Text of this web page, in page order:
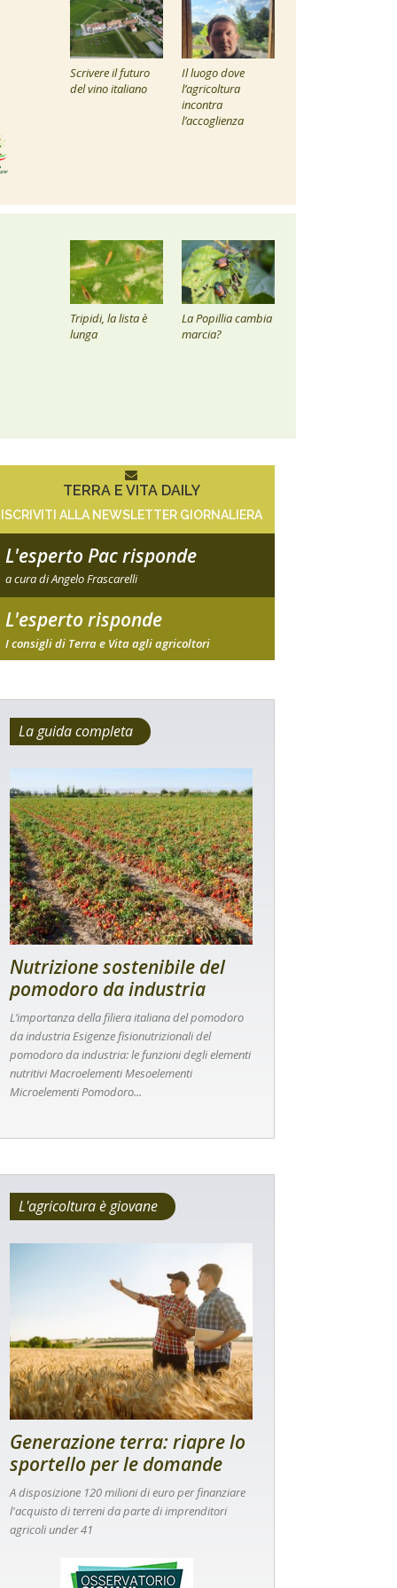
Scrivere il futuro
del vino italiano
Il luogo dove
l’agricoltura
incontra
l’accoglienza
Tripidi, la lista è
lunga
La Popillia cambia
marcia?
TERRA E VITA DAILY
ISCRIVITI ALLA NEWSLETTER GIORNALIERA
L'esperto Pac risponde
a cura di Angelo Frascarelli
L'esperto risponde
I consigli di Terra e Vita agli agricoltori
La guida completa
Nutrizione sostenibile del
pomodoro da industria
L’importanza della filiera italiana del pomodoro
da industria Esigenze fisionutrizionali del
pomodoro da industria: le funzioni degli elementi
nutritivi Macroelementi Mesoelementi
Microelementi Pomodoro...
L'agricoltura è giovane
Generazione terra: riapre lo
sportello per le domande
A disposizione 120 milioni di euro per finanziare
l'acquisto di terreni da parte di imprenditori
agricoli under 41